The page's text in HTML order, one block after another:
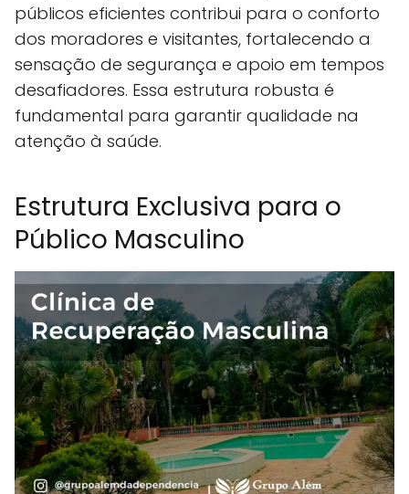
públicos eficientes contribui para o conforto
dos moradores e visitantes, fortalecendo a
sensação de segurança e apoio em tempos
desafiadores. Essa estrutura robusta é
fundamental para garantir qualidade na
atenção à saúde.
Estrutura Exclusiva para o
Público Masculino